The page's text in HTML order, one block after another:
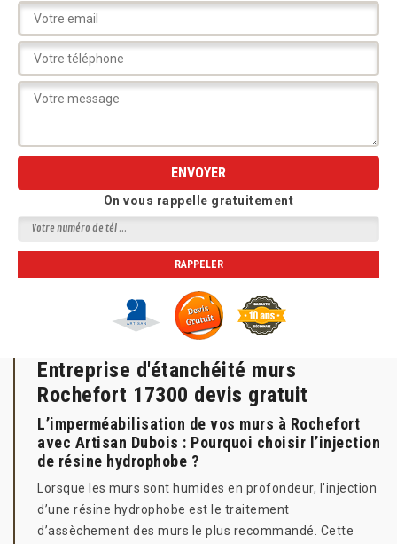
On vous rappelle gratuitement
Entreprise d'étanchéité murs
Rochefort 17300 devis gratuit
L’imperméabilisation de vos murs à Rochefort
avec Artisan Dubois : Pourquoi choisir l’injection
de résine hydrophobe ?
Lorsque les murs sont humides en profondeur, l’injection
d’une résine hydrophobe est le traitement
d’assèchement des murs le plus recommandé. Cette